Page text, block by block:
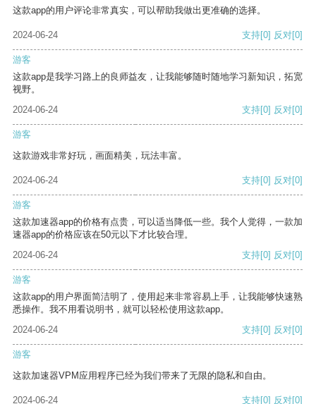
这款app的用户评论非常真实，可以帮助我做出更准确的选择。
2024-06-24 支持[0] 反对[0]
游客
这款app是我学习路上的良师益友，让我能够随时随地学习新知识，拓宽
视野。
2024-06-24
支持[0] 反对[0]
游客
这款游戏非常好玩，画面精美，玩法丰富。
2024-06-24 支持[0] 反对[0]
游客
这款加速器app的价格有点贵，可以适当降低一些。我个人觉得，一款加
速器app的价格应该在50元以下才比较合理。
2024-06-24
支持[0] 反对[0]
游客
这款app的用户界面简洁明了，使用起来非常容易上手，让我能够快速熟
悉操作。我不用看说明书，就可以轻松使用这款app。
2024-06-24
支持[0] 反对[0]
游客
这款加速器VPM应用程序已经为我们带来了无限的隐私和自由。
2024-06-24 支持[0] 反对[0]